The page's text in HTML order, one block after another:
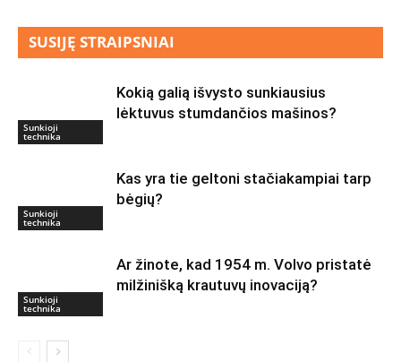
SUSIJĘ STRAIPSNIAI
Sunkioji
technika
Kokią galią išvysto sunkiausius
lėktuvus stumdančios mašinos?
Sunkioji
technika
Kas yra tie geltoni stačiakampiai tarp
bėgių?
Sunkioji
technika
Ar žinote, kad 1954 m. Volvo pristatė
milžinišką krautuvų inovaciją?